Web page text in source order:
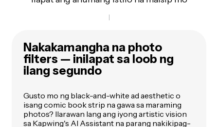
Nakakamangha na photo
filters — inilapat sa loob ng
ilang segundo
Gusto mo ng black-and-white ad aesthetic o
isang comic book strip na gawa sa maraming
photos? Ilarawan lang ang iyong artistic vision
sa Kapwing's AI Assistant na parang nakikipag-